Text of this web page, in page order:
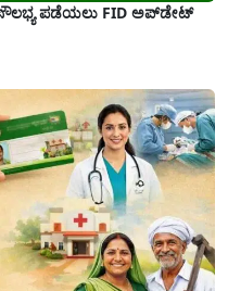
ಸೌಲಭ್ಯ ಪಡೆಯಲು FID ಅಪ್‌ಡೇಟ್